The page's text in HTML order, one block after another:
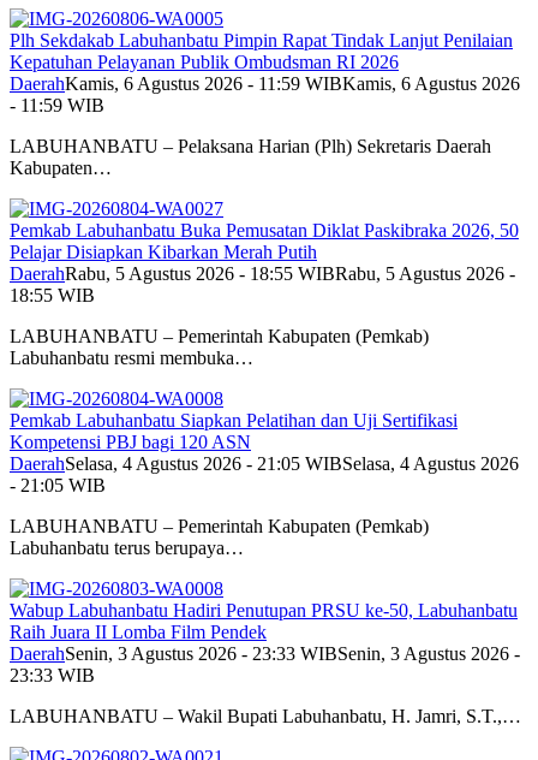
Plh Sekdakab Labuhanbatu Pimpin Rapat Tindak Lanjut Penilaian
Kepatuhan Pelayanan Publik Ombudsman RI 2026
DaerahKamis, 6 Agustus 2026 - 11:59 WIBKamis, 6 Agustus 2026
- 11:59 WIB
LABUHANBATU – Pelaksana Harian (Plh) Sekretaris Daerah
Kabupaten…
Pemkab Labuhanbatu Buka Pemusatan Diklat Paskibraka 2026, 50
Pelajar Disiapkan Kibarkan Merah Putih
DaerahRabu, 5 Agustus 2026 - 18:55 WIBRabu, 5 Agustus 2026 -
18:55 WIB
LABUHANBATU – Pemerintah Kabupaten (Pemkab)
Labuhanbatu resmi membuka…
Pemkab Labuhanbatu Siapkan Pelatihan dan Uji Sertifikasi
Kompetensi PBJ bagi 120 ASN
DaerahSelasa, 4 Agustus 2026 - 21:05 WIBSelasa, 4 Agustus 2026
- 21:05 WIB
LABUHANBATU – Pemerintah Kabupaten (Pemkab)
Labuhanbatu terus berupaya…
Wabup Labuhanbatu Hadiri Penutupan PRSU ke-50, Labuhanbatu
Raih Juara II Lomba Film Pendek
DaerahSenin, 3 Agustus 2026 - 23:33 WIBSenin, 3 Agustus 2026 -
23:33 WIB
LABUHANBATU – Wakil Bupati Labuhanbatu, H. Jamri, S.T.,…